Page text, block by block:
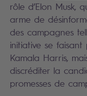
rôle d’Elon Musk,
arme de
des campagnes
initiative se
Kamala Harris,
discréditer la
promesses de